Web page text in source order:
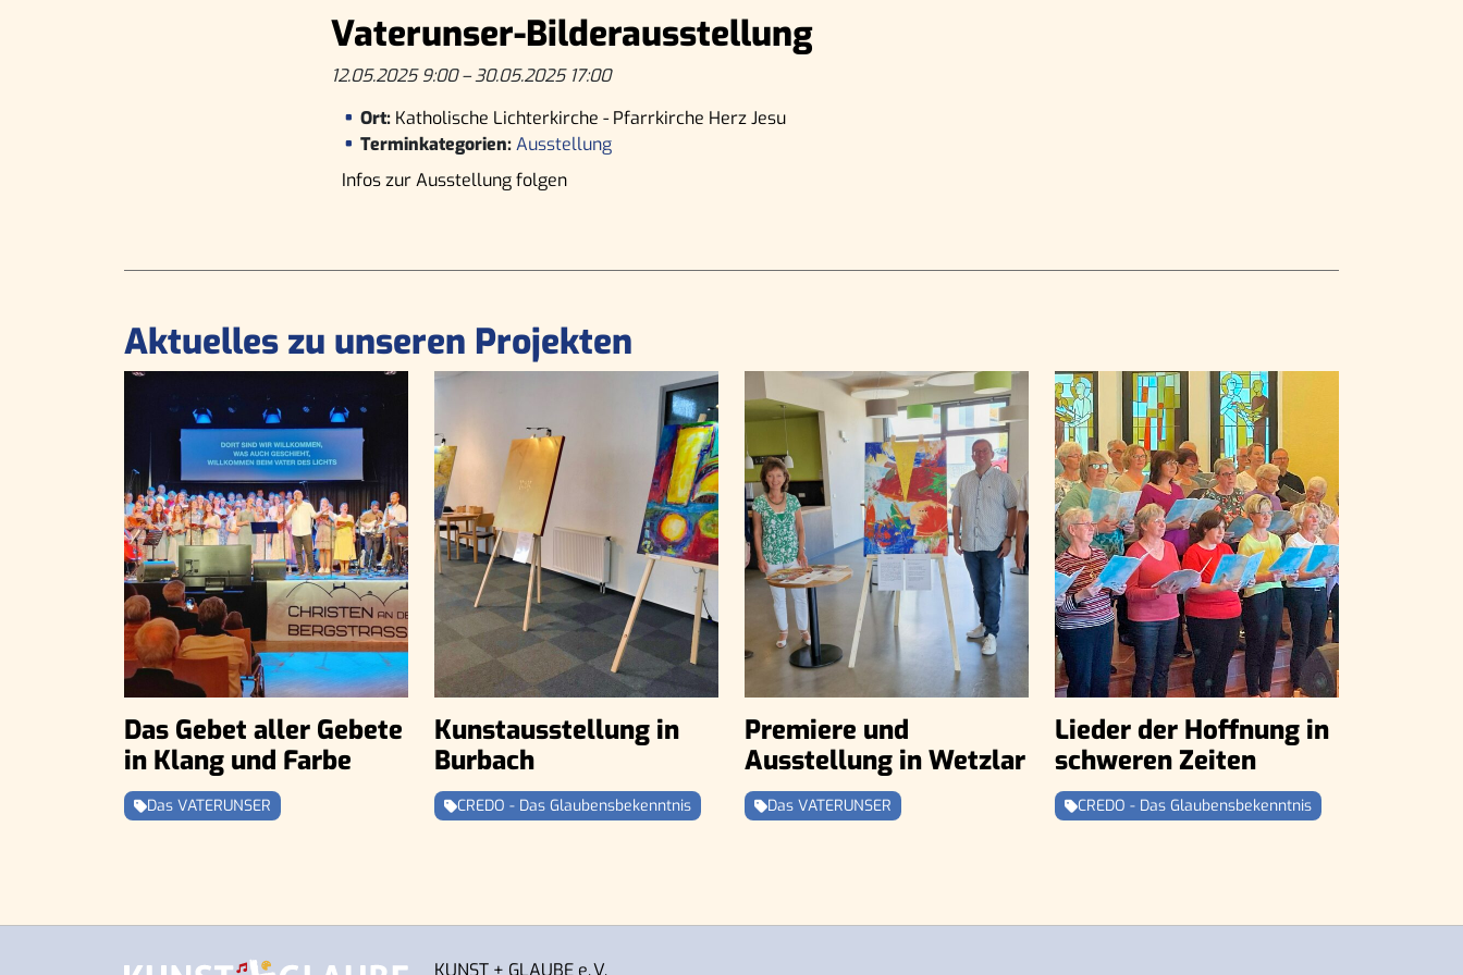
Vaterunser-Bilderausstellung
12.05.2025 9:00–30.05.2025 17:00
Ort: Katholische Lichterkirche - Pfarrkirche Herz Jesu
Terminkategorien:Ausstellung
Infos zur Ausstellung folgen
Aktuelles zu unseren Projekten
Das Gebet aller Gebete
in Klang und Farbe
Das VATERUNSER
Kunstausstellung in
Burbach
CREDO - Das Glaubensbekenntnis
Premiere und
Ausstellung in Wetzlar
Das VATERUNSER
Lieder der Hoffnung in
schweren Zeiten
CREDO - Das Glaubensbekenntnis
KUNST + GLAUBE e. V.